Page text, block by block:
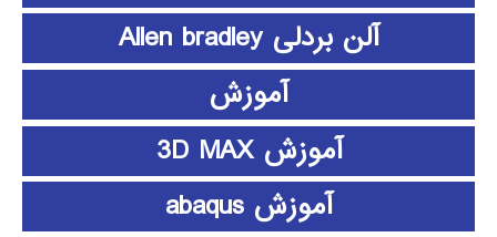
آلن بردلی Allen bradley
آموزش
آموزش 3D MAX
آموزش abaqus